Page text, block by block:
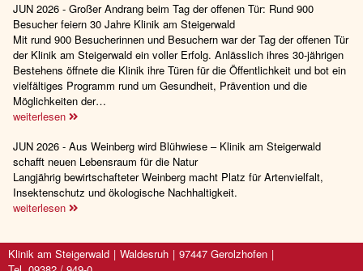
JUN 2026 - Großer Andrang beim Tag der offenen Tür: Rund 900
Besucher feiern 30 Jahre Klinik am Steigerwald
Mit rund 900 Besucherinnen und Besuchern war der Tag der offenen Tür
der Klinik am Steigerwald ein voller Erfolg. Anlässlich ihres 30-jährigen
Bestehens öffnete die Klinik ihre Türen für die Öffentlichkeit und bot ein
vielfältiges Programm rund um Gesundheit, Prävention und die
Möglichkeiten der…
weiterlesen
JUN 2026 - Aus Weinberg wird Blühwiese – Klinik am Steigerwald
schafft neuen Lebensraum für die Natur
Langjährig bewirtschafteter Weinberg macht Platz für Artenvielfalt,
Insektenschutz und ökologische Nachhaltigkeit.
weiterlesen
Klinik am Steigerwald Waldesruh
97447 Gerolzhofen